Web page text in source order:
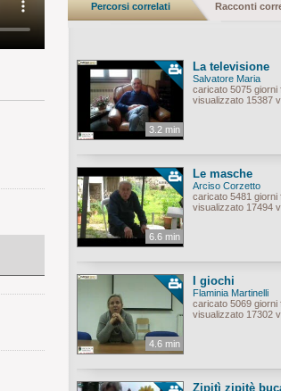
Percorsi correlati Racconti
3.2 min
La televisione
Salvatore Maria
caricato 5075 giorni
visualizzato 15387
6.6 min
Le masche
Arciso Corzetto
caricato 5481 giorni
visualizzato 17494
4.6 min
I giochi
Flaminia Martinelli
caricato 5069 giorni
visualizzato 17302
Zipitì zipitè